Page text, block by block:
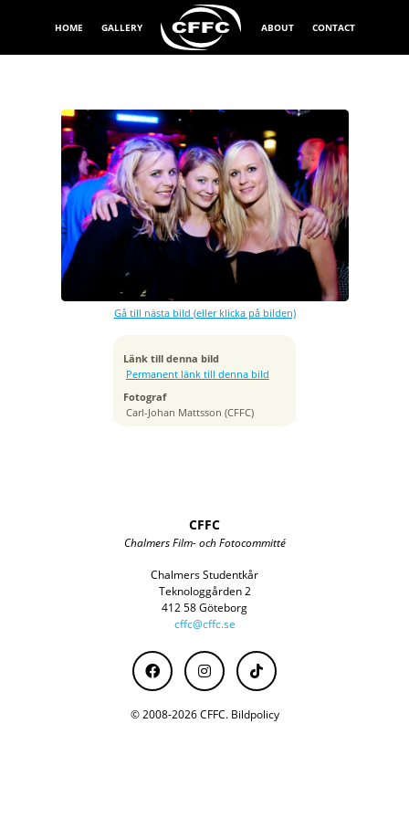
HOME GALLERY ABOUT CONTACT
Gå till nästa bild (eller klicka på bilden)
Länk till denna bild
Permanent länk till denna bild
Fotograf
Carl-Johan Mattsson (CFFC)
Exponeringstid
1/20 sek
Bländare
Kamera
Canon EOS-1Ds Mark III
Tagen
ISO
1600
Brännvidd
24 mm
CFFC
Chalmers Film- och Fotocommitté
Chalmers Studentkår
Teknologgården 2
412 58 Göteborg
cffc@cffc.se
© 2008-2026 CFFC. Bildpolicy